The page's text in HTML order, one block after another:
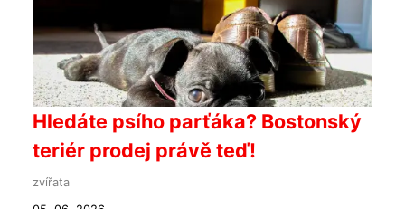
Hledáte psího parťáka? Bostonský
teriér prodej právě teď!
zvířata